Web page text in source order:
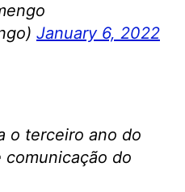
January 6, 2022
o terceiro ano do
do